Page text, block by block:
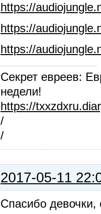
https://
https://
https://
Секрет евреев:
недели!
https://
/
/
2017-05-11
Спасибо